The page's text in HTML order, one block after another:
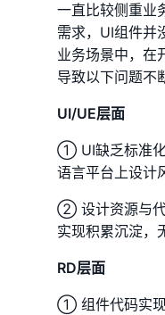
一直比较侧重业
需求，UI组件并
业务场景中，在
导致以下问题不
UI/UE层面
① UI缺乏标准化
语言平台上设计
② 设计资源与代
实现积累沉淀，
RD层面
① 组件代码实现